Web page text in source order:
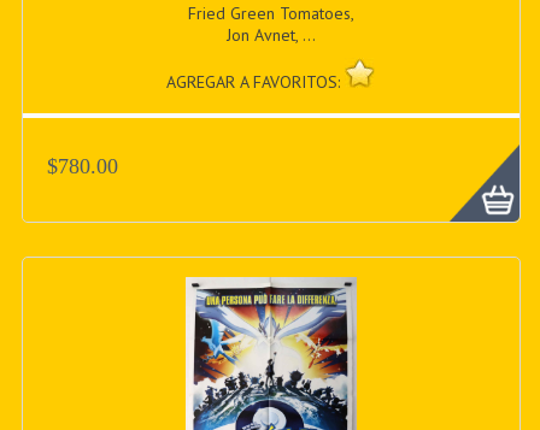
Fried Green Tomatoes,
Jon Avnet, ...
AGREGAR A FAVORITOS:
$780.00